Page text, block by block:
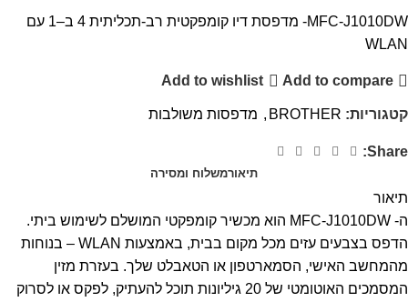
‎MFC-J1010DW- מדפסת דיו קומפקטית רב-תכליתית 4 ב–1 עם
WLAN
Add to compare
Add to wishlist
קטגוריות: BROTHER
, מדפסות משולבות
Share:
תיאורמשלוח ומסירה
תיאור
ה- MFC-J1010DW הוא מכשיר קומפקטי המושלם לשימוש ביתי.
הדפס בצבעים עזים מכל מקום בבית, באמצעות WLAN – בנוחות
מהמחשב האישי, הסמארטפון או הטאבלט שלך. בעזרת מזין
המסמכים האוטומטי של 20 גיליונות תוכל להעתיק, לפקס או לסרוק